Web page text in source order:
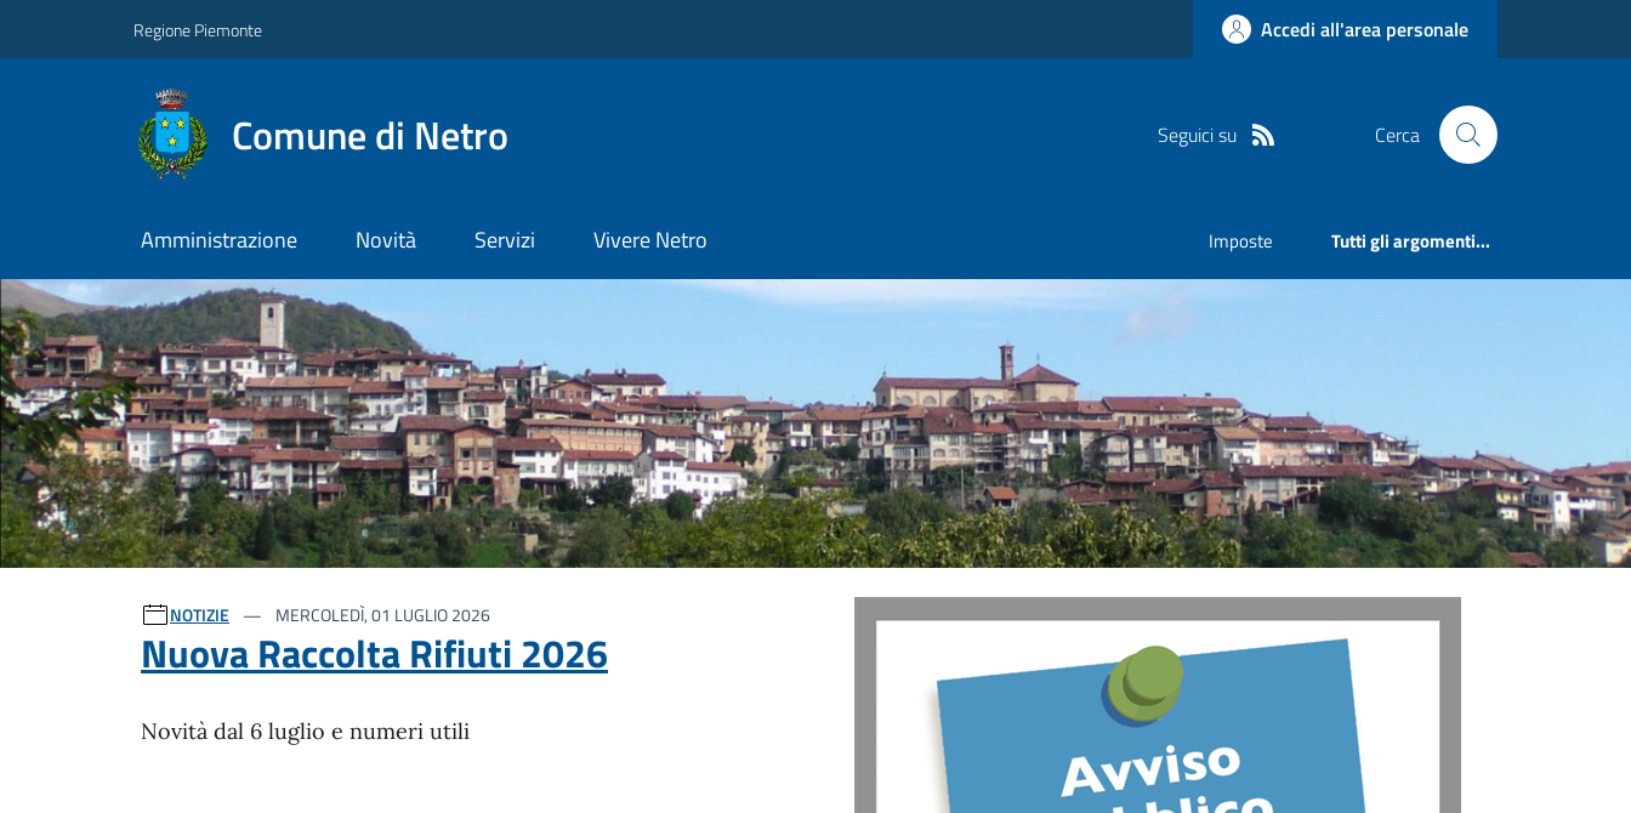
Regione Piemonte Accedi all'area personale
Comune di Netro Seguici su Cerca
Amministrazione Novità Servizi Vivere Netro Imposte Tutti gli argomenti...
Ultime notizie
NOTIZIE MERCOLEDÌ, 01 LUGLIO 2026
Nuova Raccolta Rifiuti 2026
Novità dal 6 luglio e numeri utili